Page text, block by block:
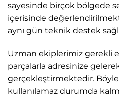
sayesinde birçok bölgede
içerisinde
aynı gün teknik destek
Uzman ekiplerimiz gerekli
parçalarla adresinize
gerçekleştirmektedir.
kullanılamaz durumda